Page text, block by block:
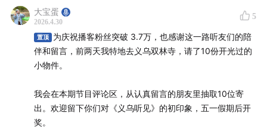
我们从压岁钱、零花钱、记账、利息、银行讲起，也聊到
怎么用孩子熟悉的生活案例，去理解公司、投资、股票和
选择权。
这不是一堂“教孩子赚钱”的课，更像是一次大人和孩子一
大宝蛋
2026.4.30
5
置顶
为庆祝播客粉丝突破 3.7万，也感谢这一路听友们的陪
伴和留言，前两天我特地去义乌双林寺，请了10份开光过的
小物件。
我会在本期节目评论区，从认真留言的朋友里抽取10位寄
出。欢迎留下你们对《义乌听见》的初印象，五一假期后开
奖。